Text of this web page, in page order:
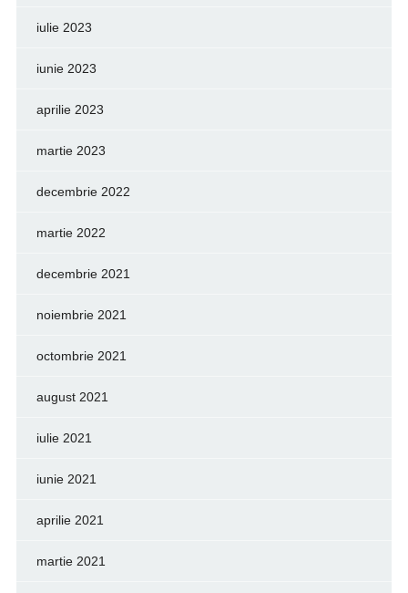
iulie 2023
iunie 2023
aprilie 2023
martie 2023
decembrie 2022
martie 2022
decembrie 2021
noiembrie 2021
octombrie 2021
august 2021
iulie 2021
iunie 2021
aprilie 2021
martie 2021